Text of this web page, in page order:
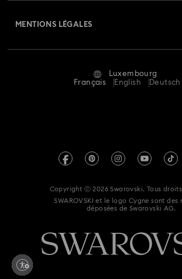
Retours et échanges
Statut de réparation
Contactez-Nous
Réservez un rendez-vous
Code of Conduct & Policies
MENTIONS LÉGALES
Conditions Générales
Déclaration d'accessibilité
données
Renoncer au contrat ici
Luxembourg
Français
English Deutsch
Copyright ⓒ 2026 Swarovski. Tous droits
SWAROVSKI et le logo Cygne sont des
déposées de Swarovski AG.